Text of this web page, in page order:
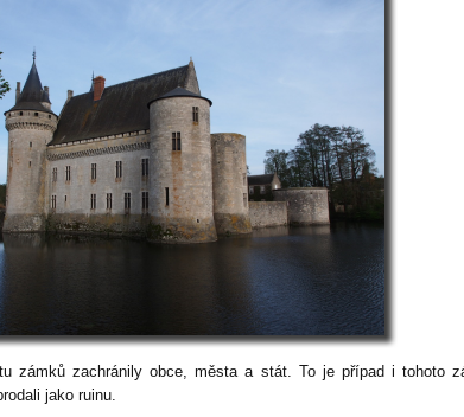
zámků zachránily obce, města a stát. To je případ i tohoto
jako ruinu.